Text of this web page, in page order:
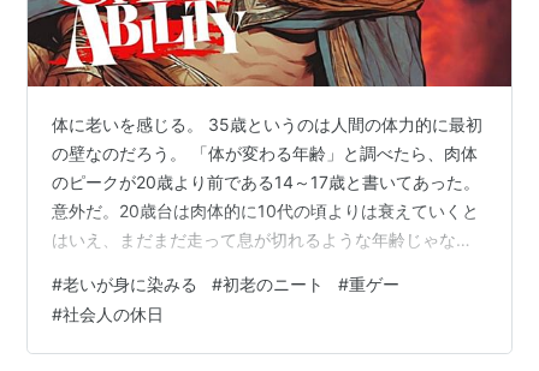
体に老いを感じる。 35歳というのは人間の体力的に最初
の壁なのだろう。 「体が変わる年齢」と調べたら、肉体
のピークが20歳より前である14～17歳と書いてあった。
意外だ。20歳台は肉体的に10代の頃よりは衰えていくと
はいえ、まだまだ走って息が切れるような年齢じゃなか
せて下降していっているとは。 35歳で体が変わる瞬間を
如実に感じた。とは、あたしがただ感じただけなのだ
が。 一気に疲れやすくなったというか、気力を振り絞れ
#老いが身に染みる #初老のニート #重ゲー
#社会人の休日